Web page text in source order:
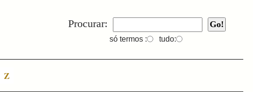
Procurar:
só termos : tudo:
Z